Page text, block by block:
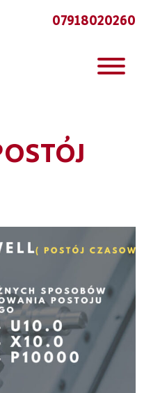
07918020260